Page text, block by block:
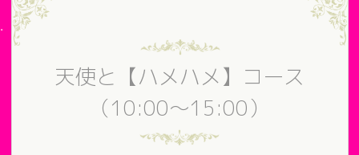
天使と【ハメハメ】コース
（10:00～15:00）